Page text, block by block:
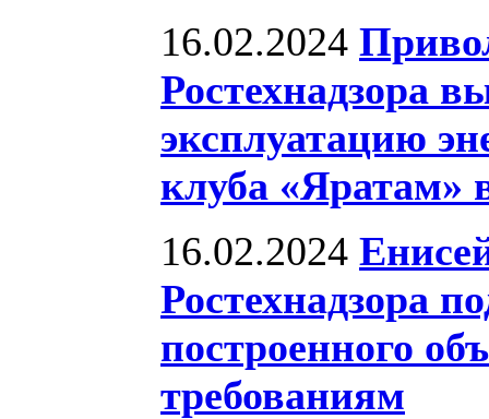
16.02.2024
Ростехнадзора
эксплуатацию
клуба «Яратам»
16.02.2024
Ростехнадзора
построенного
требованиям